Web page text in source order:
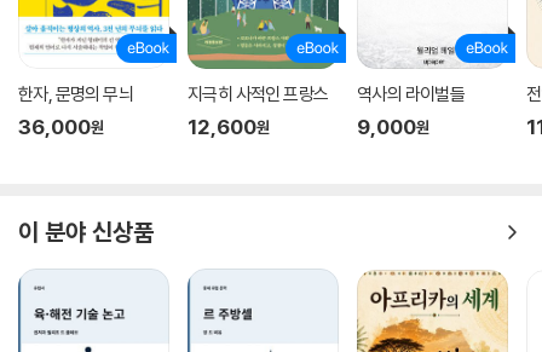
한자, 문명의 무늬
36,000원
지극히 사적인 프랑스
12,600원
역사의 라이벌들
9,000원
이 분야 신상품